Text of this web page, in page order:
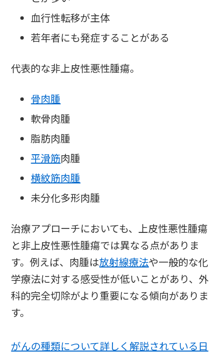
血行性転移が主体
若年者にも発症することがある
代表的な非上皮性悪性腫瘍。
骨肉腫
軟骨肉腫
脂肪肉腫
平滑筋肉腫
横紋筋肉腫
未分化多形肉腫
治療アプローチにおいても、上皮性悪性腫瘍
と非上皮性悪性腫瘍では異なる点がありま
す。例えば、肉腫は放射線療法や一般的な化
学療法に対する感受性が低いことがあり、外
科的完全切除がより重要になる傾向がありま
す。
がんの種類について詳しく解説されている日